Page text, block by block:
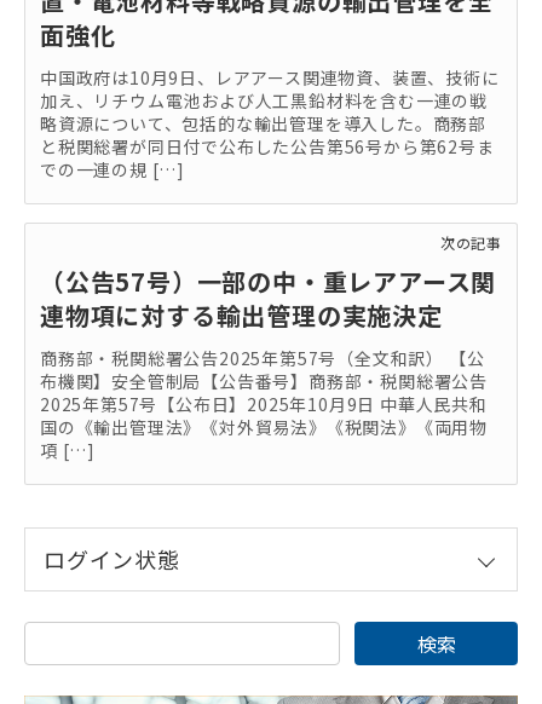
面強化
中国政府は10月9日、レアアース関連物資、装置、技術に
加え、リチウム電池および人工黒鉛材料を含む一連の戦
略資源について、包括的な輸出管理を導入した。商務部
と税関総署が同日付で公布した公告第56号から第62号ま
での一連の規 […]
次の記事
（公告57号）一部の中・重レアアース関
連物項に対する輸出管理の実施決定
商務部・税関総署公告2025年第57号（全文和訳） 【公
布機関】安全管制局【公告番号】商務部・税関総署公告
2025年第57号【公布日】2025年10月9日 中華人民共和
国の《輸出管理法》《対外貿易法》《税関法》《両用物
項 […]
ログイン状態